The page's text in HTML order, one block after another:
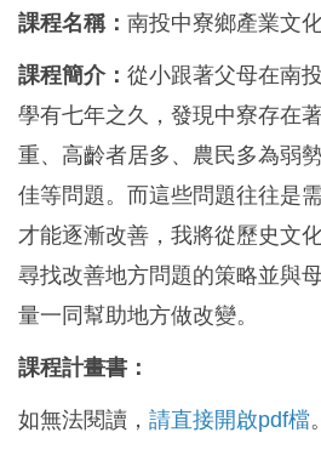
課程名稱： 南投中寮鄉產業文
課程簡介： 從小跟著父母在南
學有七年之久，發現中寮存在
重、高齡者居多、農民多為弱
佳等問題。而這些問題往往是
才能逐漸改善，我將從歷史文
尋找改善地方問題的策略並與
量一同幫助地方做改變。
課程計畫書：
如無法閱讀， 請直接開啟pdf檔。